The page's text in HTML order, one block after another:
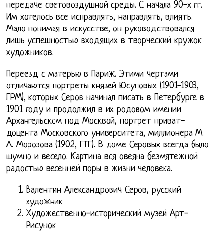
передаче световоздушной среды. С начала 90-х гг.
Им хотелось все исправлять, направлять, влиять.
Мало понимая в искусстве, он руководствовался
лишь успешностью входящих в творческий кружок
художников.
Переезд с матерью в Париж. Этими чертами
отличаются портреты князей Юсуповых (1901-1903,
ГРМ), которых Серов начинал писать в Петербурге в
1901 году и продолжил в их родовом имении
Архангельском под Москвой, портрет приват-
доцента Московского университета, миллионера М.
А. Морозова (1902, ГТГ). В доме Серовых всегда было
шумно и весело. Картина вся овеяна безмятежной
радостью весенней поры в жизни человека.
Валентин Александрович Серов, русский
художник
Художественно-исторический музей Арт-
Рисунок